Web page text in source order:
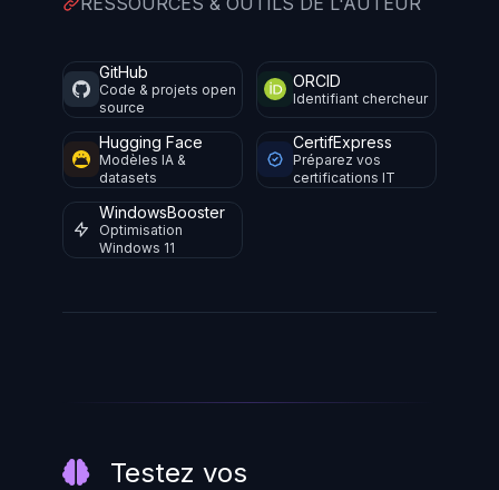
GitHub
Code & projets open
source
ORCID
Identifiant chercheur
Hugging Face
Modèles IA &
datasets
CertifExpress
Préparez vos
certifications IT
WindowsBooster
Optimisation
Windows 11
Testez vos